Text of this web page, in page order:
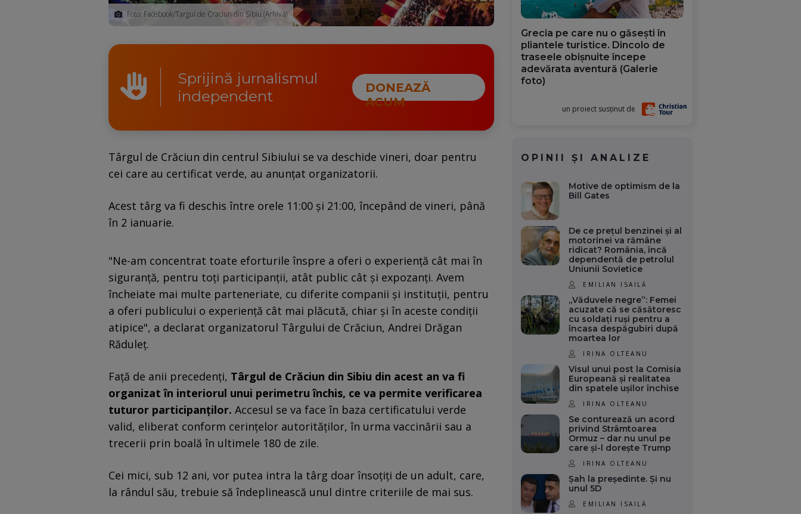
Foto: Facebook/Targul de Craciun din Sibiu (Arhivă)
Sprijină jurnalismul
independent
DONEAZĂ
ACUM
Târgul de Crăciun din centrul Sibiului se va deschide vineri, doar pentru
cei care au certificat verde, au anunţat organizatorii.
Acest târg va fi deschis între orele 11:00 şi 21:00, începând de vineri, până
în 2 ianuarie.
"Ne-am concentrat toate eforturile înspre a oferi o experienţă cât mai în
siguranţă, pentru toţi participanţii, atât public cât şi expozanţi. Avem
încheiate mai multe parteneriate, cu diferite companii şi instituţii, pentru
a oferi publicului o experienţă cât mai plăcută, chiar şi în aceste condiţii
atipice", a declarat organizatorul Târgului de Crăciun, Andrei Drăgan
Răduleţ.
Faţă de anii precedenţi, Târgul de Crăciun din Sibiu din acest an va fi
organizat în interiorul unui perimetru închis, ce va permite verificarea
tuturor participanţilor. Accesul se va face în baza certificatului verde
valid, eliberat conform cerinţelor autorităţilor, în urma vaccinării sau a
trecerii prin boală în ultimele 180 de zile.
Cei mici, sub 12 ani, vor putea intra la târg doar însoţiţi de un adult, care,
la rândul său, trebuie să îndeplinească unul dintre criteriile de mai sus.
Grecia pe care nu o găsești în
pliantele turistice. Dincolo de
traseele obișnuite începe
adevărata aventură (Galerie
foto)
un proiect susținut de
OPINII ȘI ANALIZE
Motive de optimism de la
Bill Gates
De ce prețul benzinei și al
motorinei va rămâne
ridicat? România, încă
dependentă de petrolul
Uniunii Sovietice
EMILIAN ISAILĂ
„Văduvele negre”: Femei
acuzate că se căsătoresc
cu soldați ruși pentru a
încasa despăgubiri după
moartea lor
IRINA OLTEANU
Visul unui post la Comisia
Europeană și realitatea
din spatele ușilor închise
IRINA OLTEANU
Se conturează un acord
privind Strâmtoarea
Ormuz – dar nu unul pe
care și-l dorește Trump
IRINA OLTEANU
Șah la președinte. Și nu
unul 5D
EMILIAN ISAILĂ